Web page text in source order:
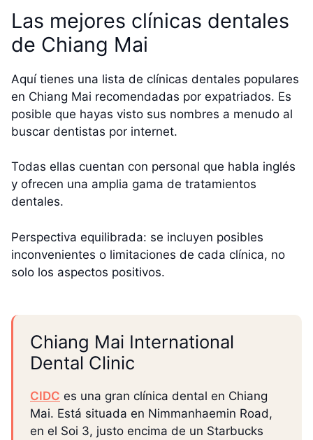
Las mejores clínicas dentales
de Chiang Mai
Aquí tienes una lista de clínicas dentales populares
en Chiang Mai recomendadas por expatriados. Es
posible que hayas visto sus nombres a menudo al
buscar dentistas por internet.
Todas ellas cuentan con personal que habla inglés
y ofrecen una amplia gama de tratamientos
dentales.
Perspectiva equilibrada: se incluyen posibles
inconvenientes o limitaciones de cada clínica, no
solo los aspectos positivos.
Chiang Mai International
Dental Clinic
CIDC es una gran clínica dental en Chiang
Mai. Está situada en Nimmanhaemin Road,
en el Soi 3, justo encima de un Starbucks